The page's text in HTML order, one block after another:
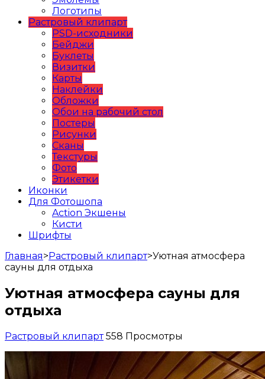
Логотипы
Растровый клипарт
PSD-исходники
Бейджи
Буклеты
Визитки
Карты
Наклейки
Обложки
Обои на рабочий стол
Постеры
Рисунки
Сканы
Текстуры
Фото
Этикетки
Иконки
Для Фотошопа
Action Экшены
Кисти
Шрифты
Главная>Растровый клипарт>Уютная атмосфера
сауны для отдыха
Уютная атмосфера сауны для
отдыха
Растровый клипарт 558 Просмотры